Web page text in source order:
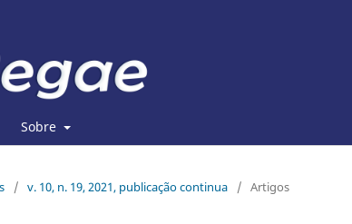
Sobre
/ v. 10, n. 19, 2021, publicação continua / Artigos